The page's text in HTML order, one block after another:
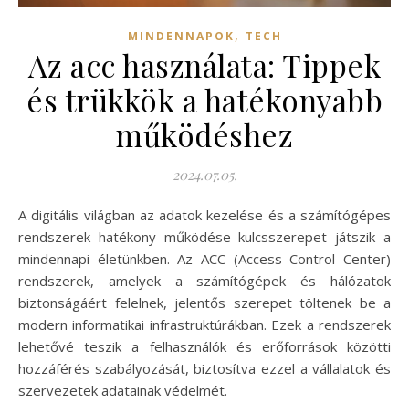
MINDENNAPOK, TECH
Az acc használata: Tippek
és trükkök a hatékonyabb
működéshez
2024.07.05.
A digitális világban az adatok kezelése és a számítógépes
rendszerek hatékony működése kulcsszerepet játszik a
mindennapi életünkben. Az ACC (Access Control Center)
rendszerek, amelyek a számítógépek és hálózatok
biztonságáért felelnek, jelentős szerepet töltenek be a
modern informatikai infrastruktúrákban. Ezek a rendszerek
lehetővé teszik a felhasználók és erőforrások közötti
hozzáférés szabályozását, biztosítva ezzel a vállalatok és
szervezetek adatainak védelmét.